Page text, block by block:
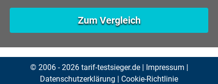
Zum Vergleich
© 2006 - 2026 tarif-testsieger.de | Impressum |
Datenschutzerklärung | Cookie-Richtlinie